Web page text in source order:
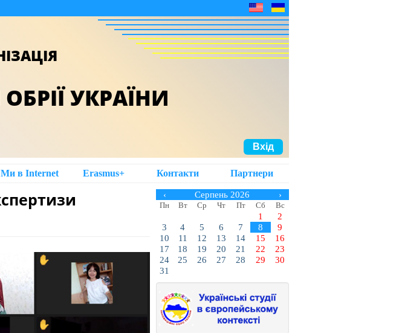
УКРАЇНИ
Вхід
Ми в Intеrnet Erasmus+ Контакти Партнери
‹ Серпень 2026 ›
Пн Вт Ср Чт Пт Сб Вс
1
2
3
4 5 6 7 8
9
10
11 12 13 14 15
16
17
18 19 20 21 22
23
24
25 26 27 28 29
30
31